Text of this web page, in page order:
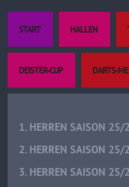
START HALLEN
DEISTER-CUP DARTS-
1. HERREN SAISON 25/
2. HERREN SAISON 25/
3. HERREN SAISON 25/